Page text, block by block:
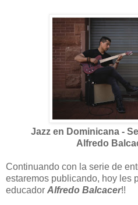
Jazz en Dominicana -
Alfredo
Continuando con la serie de
estaremos publicando, hoy les
educador Alfredo Balcacer!!